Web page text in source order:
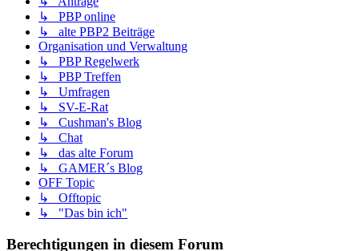
↳ PBP online
↳ alte PBP2 Beiträge
Organisation und Verwaltung
↳ PBP Regelwerk
↳ PBP Treffen
↳ Umfragen
↳ SV-E-Rat
↳ Cushman's Blog
↳ Chat
↳ das alte Forum
↳ GAMER´s Blog
OFF Topic
↳ Offtopic
↳ "Das bin ich"
Berechtigungen in diesem Forum